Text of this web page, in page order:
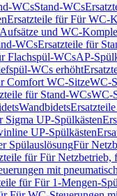
WCsStand-WCs
Ersatzteile für Für WC-
und WC-
WCsErsatzteile für
Flachspül-WCsAP-
WCs erhöht
Comfort WC-SitzeWC-
für Stand-WCsWC-
Wandbidets
Sigma UP-Spülkästen
UP-Spülkästen
SpülauslösungFür
für Für Netzbetrieb,
mit
für Für 1-Mengen-